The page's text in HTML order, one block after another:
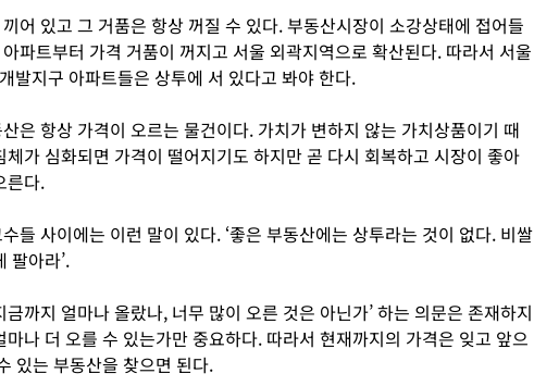
어 있고 그 거품은 항상 꺼질 수 있다. 부동산시장이 소강상태에 접어들
파트부터 가격 거품이 꺼지고 서울 외곽지역으로 확산된다. 따라서 서울
발지구 아파트들은 상투에 서 있다고 봐야 한다.
은 항상 가격이 오르는 물건이다. 가치가 변하지 않는 가치상품이기 때
체가 심화되면 가격이 떨어지기도 하지만 곧 다시 회복하고 시장이 좋아
른다.
들 사이에는 이런 말이 있다. ‘좋은 부동산에는 상투라는 것이 없다. 비쌀
팔아라’.
금까지 얼마나 올랐나, 너무 많이 오른 것은 아닌가’ 하는 의문은 존재하지
마나 더 오를 수 있는가만 중요하다. 따라서 현재까지의 가격은 잊고 앞으
있는 부동산을 찾으면 된다.